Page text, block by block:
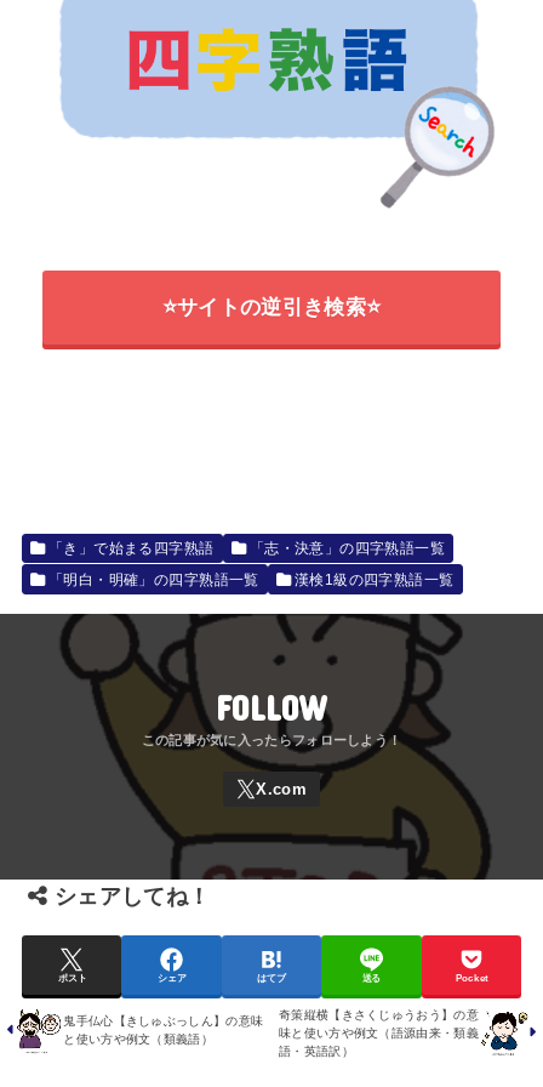
⭐サイトの逆引き検索⭐
「き」で始まる四字熟語
「志・決意」の四字熟語一覧
「明白・明確」の四字熟語一覧
漢検1級の四字熟語一覧
FOLLOW
シェアしてね！
ポスト シェア はてブ 送る Pocket
鬼手仏心【きしゅぶっしん】の意味
と使い方や例文（類義語）
奇策縦横【きさくじゅうおう】の意
味と使い方や例文（語源由来・類義
語・英語訳）